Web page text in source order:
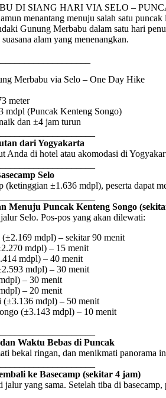
DI SIANG HARI VIA SELO –
menantang menuju salah satu
Gunung Merbabu dalam satu hari
alam yang menenangkan.
Merbabu via Selo – One Day Hike
meter
mdpl (Puncak Kenteng Songo)
dan ±4 jam turun
dari Yogyakarta
Anda di hotel atau akomodasi di
Selo
(ketinggian ±1.636 mdpl), peserta dapat
Menuju Puncak Kenteng Songo
Selo. Pos-pos yang akan dilewati:
mdpl) – sekitar 90 menit
mdpl) – 15 menit
mdpl) – 40 menit
mdpl) – 30 menit
– 30 menit
– 20 menit
(±3.136 mdpl) – 50 menit
(±3.143 mdpl) – 10 menit
Waktu Bebas di Puncak
bekal ringan, dan menikmati
ke Basecamp (sekitar 4 jam)
yang sama. Setelah tiba di